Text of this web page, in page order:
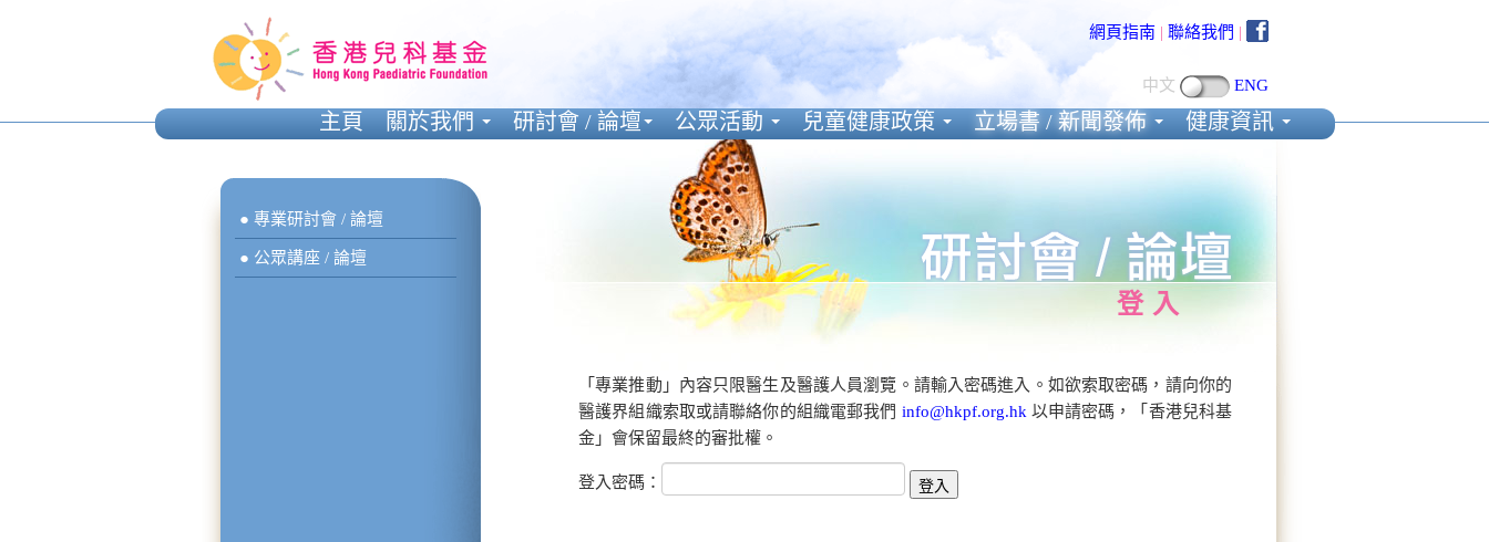
網頁指南 | 聯絡我們 |
中文 ENG
● 專業研討會 / 論壇
● 公眾講座 / 論壇
登入
「專業推動」內容只限醫生及醫護人員瀏覽。請輸入密碼進入。如欲索取密碼，請向你的
醫護界組織索取或請聯絡你的組織電郵我們 info@hkpf.org.hk 以申請密碼，「香港兒科基
金」會保留最終的審批權。
登入密碼：
主頁 關於我們 研討會 / 論壇 公眾活動 兒童健康政策 立場書 / 新聞發佈 健康資訊